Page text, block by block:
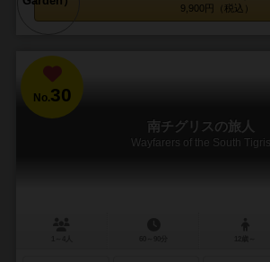
9,900円（税込）
No.30
南チグリスの旅人
Wayfarers of the South Tigris